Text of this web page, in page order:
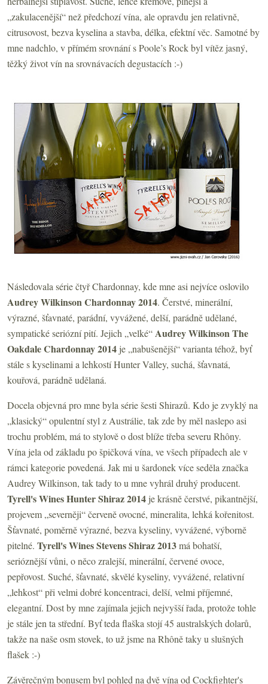
„zakulacenější“ než předchozí vína, ale opravdu jen relativně,
citrusovost, bezva kyselina a stavba, délka, efektní věc. Samotné by
mne nadchlo, v přímém srovnání s Poole’s Rock byl vítěz jasný,
těžký život vín na srovnávacích degustacích :-)
Následovala série čtyř Chardonnay, kde mne asi nejvíce oslovilo
Audrey Wilkinson Chardonnay 2014. Čerstvé, minerální,
výrazné, šťavnaté, parádní, vyvážené, delší, parádně udělané,
sympatické seriózní pití. Jejich „velké“Audrey Wilkinson The
Oakdale Chardonnay 2014 je „nabušenější“ varianta téhož, byť
stále s kyselinami a lehkostí Hunter Valley, suchá, šťavnatá,
kouřová, parádně udělaná.
Docela objevná pro mne byla série šesti Shirazů. Kdo je zvyklý na
„klasický“ opulentní styl z Austrálie, tak zde by měl naslepo asi
trochu problém, má to stylově o dost blíže třeba severu Rhôny.
Vína jela od základu po špičková vína, ve všech případech ale v
rámci kategorie povedená. Jak mi u šardonek více seděla značka
Audrey Wilkinson, tak tady to u mne vyhrál druhý producent.
Tyrell's Wines Hunter Shiraz 2014 je krásněčerstvé, pikantnější,
projevem „severněji“ červeně ovocné, mineralita, lehká kořenitost.
Šťavnaté, poměrně výrazné, bezva kyseliny, vyvážené, výborně
pitelné. Tyrell's Wines Stevens Shiraz 2013má bohatší,
serióznější vůni, o něco zralejší, minerální, červené ovoce,
pepřovost. Suché, šťavnaté, skvělé kyseliny, vyvážené, relativní
„lehkost“ při velmi dobré koncentraci, delší, velmi příjemné,
elegantní. Dost by mne zajímala jejich nejvyšší řada, protože tohle
je stále jen ta střední. Byť teda flaška stojí 45 australských dolarů,
takže na naše osm stovek, to už jsme na Rhôně taky u slušných
flašek :-)
Závěrečným bonusem byl pohled na dvě vína od Cockfighter's